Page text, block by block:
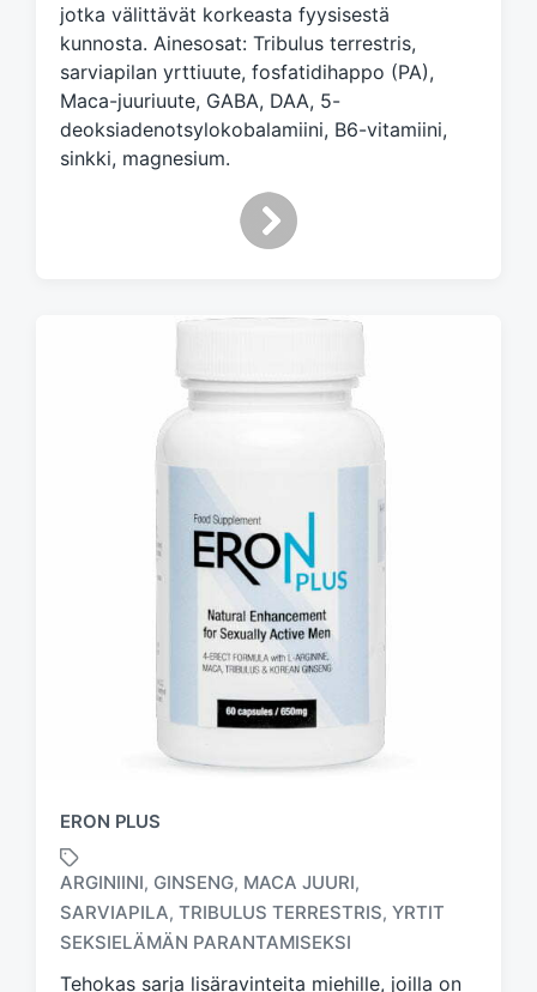
hjotka välittävät korkeasta fyysisestä
kunnosta. Ainesosat: Tribulus terrestris,
sarviapilan yrttiuute, fosfatidihappo (PA),
Maca-juuriuute, GABA, DAA, 5-
deoksiadenotsylokobalamiini, B6-vitamiini,
sinkki, magnesium.
ERON PLUS
T
a
ARGINIINI, GINSENG, MACA JUURI,
SARVIAPILA, TRIBULUS TERRESTRIS, YRTIT
SEKSIELÄMÄN PARANTAMISEKSI
Tehokas sarja lisäravinteita miehille, joilla on